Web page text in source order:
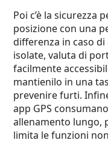
Poi c’è la sicurezza
posizione con una
differenza in caso
isolate, valuta di
facilmente
mantienilo in una
prevenire furti.
app GPS
allenamento lungo,
limita le funzioni